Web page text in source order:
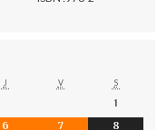
J V S
1
6 7 8